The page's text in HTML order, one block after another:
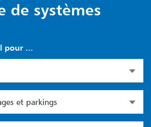
de systèmes
pour ...
et parkings